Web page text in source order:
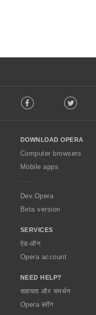
o
w
O
p
a
Facebook Twitter
DOWNLOAD OPERA
Computer browsers
Mobile apps
Dev.Opera
Beta version
SERVICES
ऐड-ऑन
Opera account
NEED HELP?
सहायता और समर्थन
Opera ब्लॉग